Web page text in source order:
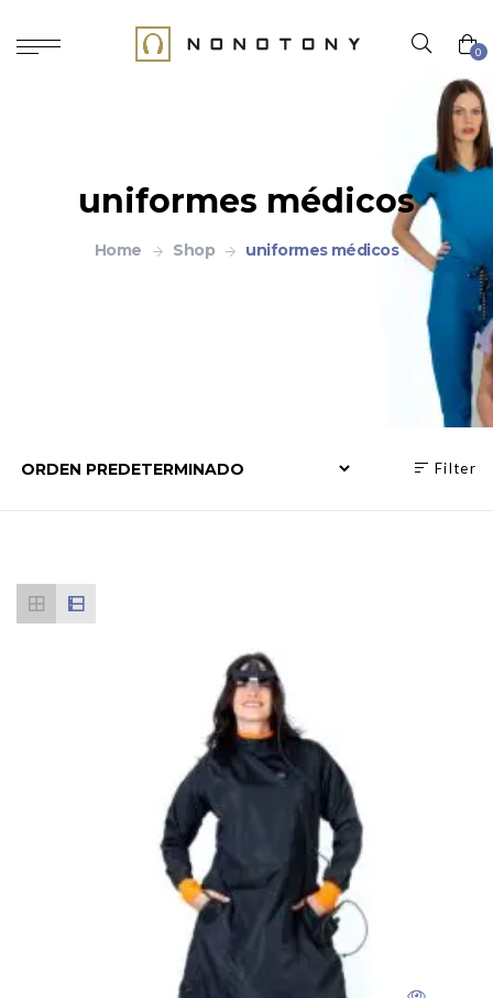
0
uniformes médicos
Home Shop uniformes médicos
Filter